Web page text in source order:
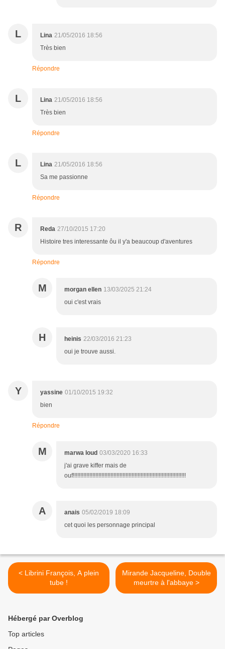
L Lina 21/05/2016 18:56
Très bien
Répondre
L Lina 21/05/2016 18:56
Très bien
Répondre
L Lina 21/05/2016 18:56
Sa me passionne
Répondre
R Reda 27/10/2015 17:20
Histoire tres interessante ôu il y'a beaucoup d'aventures
Répondre
M morgan ellen 13/03/2025 21:24
oui c'est vrais
H heinis 22/03/2016 21:23
oui je trouve aussi.
Y yassine 01/10/2015 19:32
bien
Répondre
M marwa loud 03/03/2020 16:33
j'ai grave kiffer mais de
ouf!!!!!!!!!!!!!!!!!!!!!!!!!!!!!!!!!!!!!!!!!!!!!!!!!!!!!!!!!!!!!!!!!!!!!!!!!!!
A anais 05/02/2019 18:09
cet quoi les personnage principal
< Librini François, A plein
tube !
Mirande Jacqueline, Double
meurtre à l'abbaye >
Hébergé par Overblog
Top articles